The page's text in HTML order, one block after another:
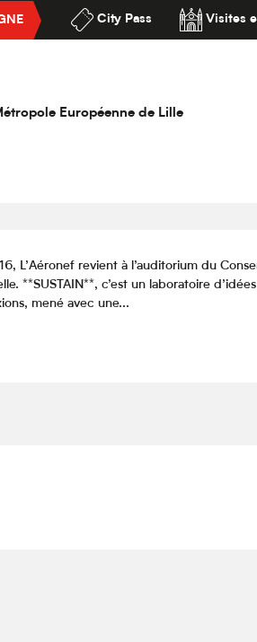
City Pass Visites
Européenne de Lille
– Aloïse Sauvage & Madeleine Cazenave +
Cazenave +
L’Aéronef revient à l’auditorium du
**SUSTAIN**, c’est un laboratoire
mené avec une...